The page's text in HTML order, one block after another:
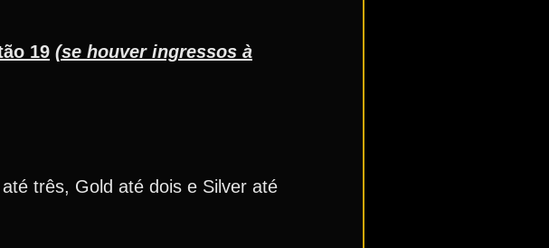
19 (se houver ingressos à
três, Gold até dois e Silver até